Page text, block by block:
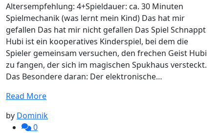
Altersempfehlung: 4+Spieldauer: ca. 30 Minuten
Spielmechanik (was lernt mein Kind) Das hat mir
gefallen Das hat mir nicht gefallen Das Spiel Schnappt
Hubi ist ein kooperatives Kinderspiel, bei dem die
Spieler gemeinsam versuchen, den frechen Geist Hubi
zu fangen, der sich im magischen Spukhaus versteckt.
Das Besondere daran: Der elektronische…
Read More
by Dominik
0